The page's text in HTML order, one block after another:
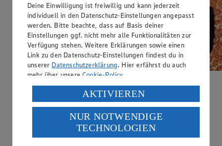
Mestemacher GmbH
Pumpernickel für die Welt
Deine Einwilligung ist freiwillig und kann jederzeit
individuell in den Datenschutz-Einstellungen angepasst
werden. Bitte beachte, dass auf Basis deiner
Einstellungen ggf. nicht mehr alle Funktionalitäten zur
Verfügung stehen. Weitere Erklärungen sowie einen
Link zu den Datenschutz-Einstellungen findest du in
unserer Datenschutzerklärung. Hier erfährst du auch
mehr über unsereCookie-Policy.
Verarbeitung deiner personenbezogenen Daten in den
USA durch Facebook und YouTube:
Wenn du auf „Aktivieren“ klickst, willigst du im Sinne
des Art. 49 Abs. 1 Satz 1 lit. a) DSGVO ein, dass deine
Daten in den USA verarbeitet werden. Der EuGH sieht
AKTIVIEREN
NUR NOTWENDIGE
TECHNOLOGIEN